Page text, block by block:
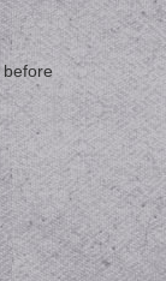
before